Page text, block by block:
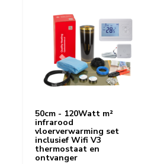
50cm - 120Watt m²
infrarood
vloerverwarming set
inclusief Wifi V3
thermostaat en
ontvanger